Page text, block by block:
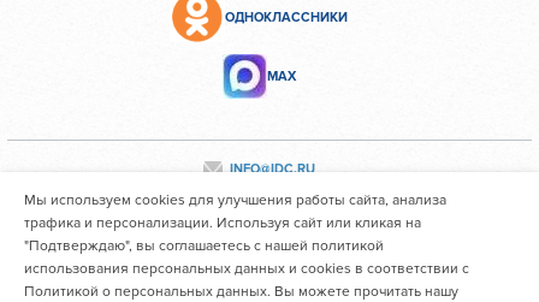
ОДНОКЛАССНИКИ
МАХ
INFO@IDC.RU
Все персональные данные сотрудников размещены с их
согласия
Мы используем cookies для улучшения работы сайта, анализа
трафика и персонализации. Используя сайт или кликая на
"Подтверждаю", вы соглашаетесь с нашей политикой
использования персональных данных и cookies в соответствии с
Политикой о персональных данных. Вы можете прочитать нашу